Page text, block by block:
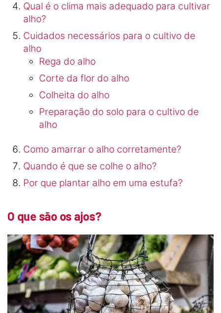
Qual é o clima mais adequado para cultivar
alho?
Cuidados necessários para o cultivo de
alho
Rega do alho
Corte da flor do alho
Colheita do alho
Preparação do solo para o cultivo de
alho
Como amarrar o alho corretamente?
Quando é que se colhe o alho?
Por que plantar alho em uma estufa?
O que são os ajos?